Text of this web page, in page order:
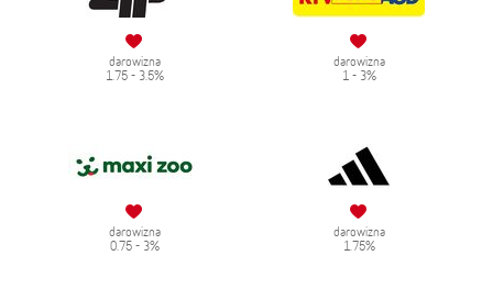
darowizna
1.75 - 3.5%
darowizna
1 - 3%
darowizna
0.75 - 3%
darowizna
1.75%